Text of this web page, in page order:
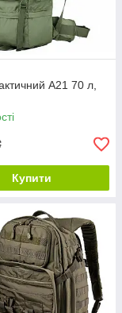
A21 70 л,
Купити